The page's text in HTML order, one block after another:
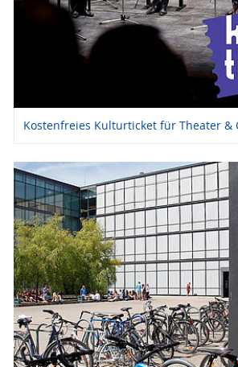
Kostenfreies Kulturticket für Theater &